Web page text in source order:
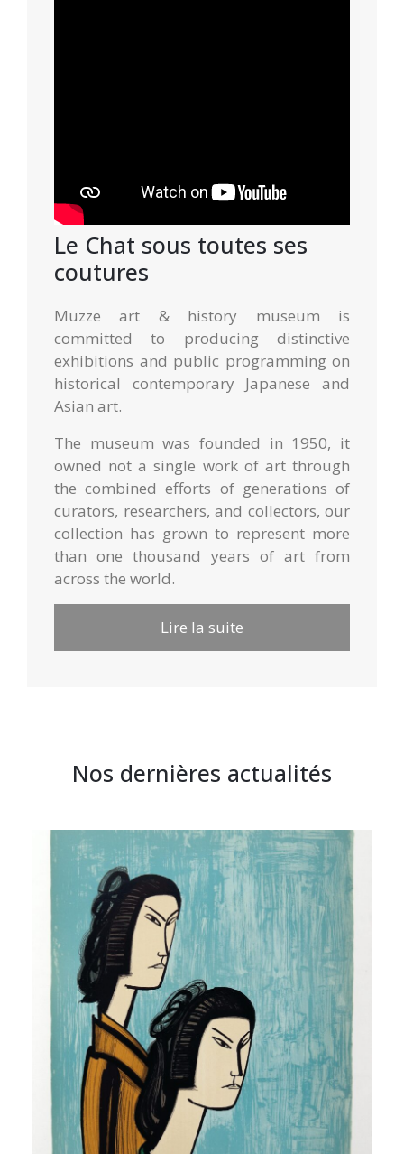
Le Chat sous toutes ses
coutures
Muzze art & history museum is
committed to producing distinctive
exhibitions and public programming on
historical contemporary Japanese and
Asian art.
The museum was founded in 1950, it
owned not a single work of art through
the combined efforts of generations of
curators, researchers, and collectors, our
collection has grown to represent more
than one thousand years of art from
across the world.
Lire la suite
Nos dernières actualités